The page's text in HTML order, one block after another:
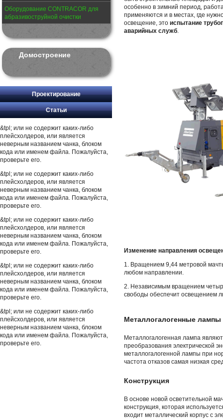
Оборудование CONTRACOR для
абразивоструйной очистки
Домостроение
Проектирование
Статьи
&tpl; или не содержит каких-либо
плейсхолдеров, или является
неверным названием чанка, блоком
кода или именем файла. Пожалуйста,
проверьте его.
&tpl; или не содержит каких-либо
плейсхолдеров, или является
неверным названием чанка, блоком
кода или именем файла. Пожалуйста,
проверьте его.
&tpl; или не содержит каких-либо
плейсхолдеров, или является
неверным названием чанка, блоком
кода или именем файла. Пожалуйста,
проверьте его.
&tpl; или не содержит каких-либо
плейсхолдеров, или является
неверным названием чанка, блоком
кода или именем файла. Пожалуйста,
проверьте его.
&tpl; или не содержит каких-либо
плейсхолдеров, или является
неверным названием чанка, блоком
кода или именем файла. Пожалуйста,
проверьте его.
особенно в зимний период,
применяются и в местах, где
освещение, это испытание
аварийных служб.
Изменение направления
1. Вращением 9,44 метровой
любом направлении.
2. Независимым вращением
свободы обеспечит освещением
Металлогалогенные лампы
Металлогалогенная лампа
преобразования электрической
металлогалогенной лампы при
частота отказов самая низкая
Конструкция
В основе новой осветительной
конструкция, которая
входит металлический корпус с